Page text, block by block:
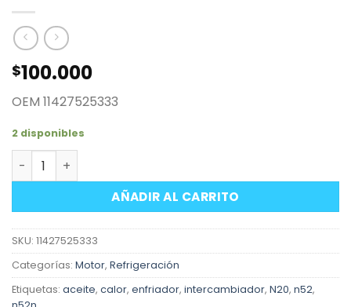
$100.000
OEM 11427525333
2 disponibles
Intercambiador de calor enfriador aceite motor BMW
AÑADIR AL CARRITO
SKU: 11427525333
Categorías: Motor, Refrigeración
Etiquetas: aceite, calor, enfriador, intercambiador, N20, n52,